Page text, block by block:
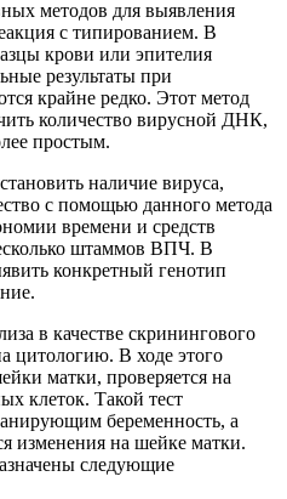
методов для выявления
с типированием. В
крови или эпителия
результаты при
крайне редко. Этот метод
количество вирусной ДНК,
простым.
наличие вируса,
с помощью данного метода
времени и средств
штаммов ВПЧ. В
конкретный генотип
в качестве скринингового
цитологию. В ходе этого
матки, проверяется на
клеток. Такой тест
беременность, а
изменения на шейке матки.
следующие